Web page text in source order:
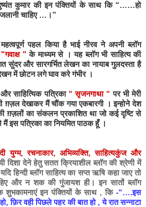
कुमार की इन पंक्तियों के साथ कि “……हो
चाहिए …।”
पहल किया है भाई नीरव ने अपनी ब्लॉग
"गवाक्ष " के माध्यम से । यह ब्लॉग भी साहित्य की
सुंदर और सारगर्भित लेखन का नायाब गुलदस्ता है
में छोटन लगे घाव करे गंभीर ।
साहित्यिक पत्रिका “ सृजनगाथा “ पर भी मेरी
देखाकर मैं चौंक गया एकबारगी । इन्होने देश
ग़ज़लों का संकलन प्रकाशित था जो कई दृष्टि से
मैं इस पत्रिका का नियमित पाठक हूँ ।
युग्म, रचनाकार, अभिव्यक्ति, साहित्यकुंज और
दिशा देने हेतु सतत क्रियाशील ब्लॉग की श्रेणी में
हिन्दी ब्लॉग साहित्य का सप्त ऋषि कहा जाए तो
और न शक की गुंजायश ही। इन सातों ब्लॉग
शुभकामनाएं इन पंक्तियों के साथ , कि -“….इस
फ़िर वही पिछले पहर की बात हो , ये रात सन्नाटा